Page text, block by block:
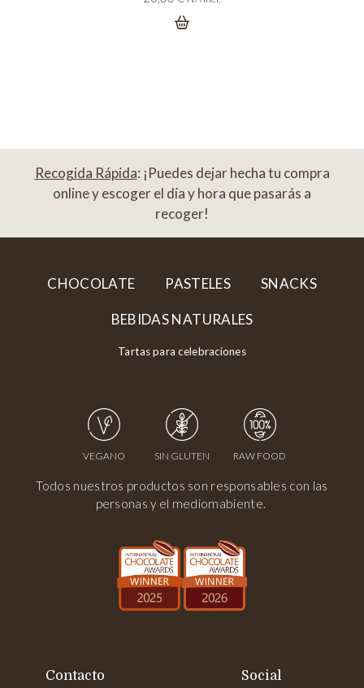
Recogida Rápida: ¡Puedes dejar hecha tu compra
online y escoger el día y hora que pasarás a
recoger!
CHOCOLATE PASTELES SNACKS
BEBIDAS NATURALES
Tartas para celebraciones
VEGANO SIN GLUTEN RAW FOOD
Todos nuestros productos son responsables con las
personas y el mediomabiente.
Contacto Social